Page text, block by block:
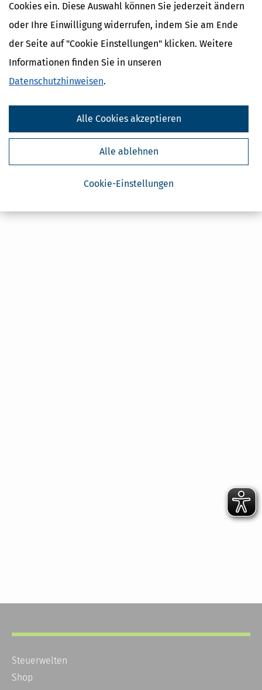
Cookies ein. Diese Auswahl können Sie jederzeit ändern
oder Ihre Einwilligung widerrufen, indem Sie am Ende
der Seite auf "Cookie Einstellungen" klicken. Weitere
Informationen finden Sie in unseren
Datenschutzhinweisen.
Cookie-Einstellungen
Alle ablehnen
Alle Cookies akzeptieren
Steuerwelten
Shop